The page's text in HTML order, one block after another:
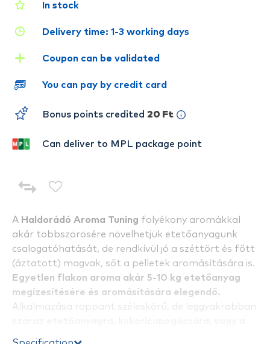
A Haldorádó Aroma Tuning folyékony aromákkal
akár többszörösére növelhetjük etetőanyagunk
csalogatóhatását, de rendkívül jó a széttört és főtt
(áztatott) magvak, sőt a pelletek aromásítására is.
Egyetlen flakon aroma akár 5-10 kg etetőanyag
megízesítésére és aromásítására elegendő.
Alkalmazása roppant széleskörű, de leggyakrabban
In stock
Delivery time: 1-3 working days
Coupon can be validated
You can pay by credit card
Bonus points credited 20 Ft
Can deliver to MPL package point